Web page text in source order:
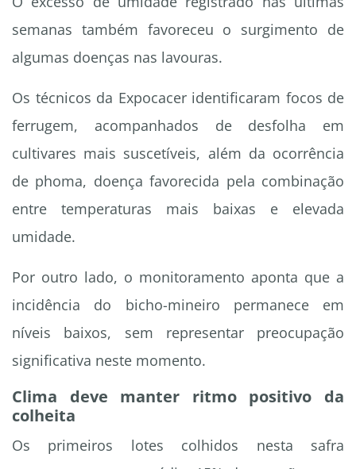
semanas também favoreceu o surgimento de
algumas doenças nas lavouras.
Os técnicos da Expocacer identificaram focos de
ferrugem, acompanhados de desfolha em
cultivares mais suscetíveis, além da ocorrência
de phoma, doença favorecida pela combinação
entre temperaturas mais baixas e elevada
umidade.
Por outro lado, o monitoramento aponta que a
incidência do bicho-mineiro permanece em
níveis baixos, sem representar preocupação
significativa neste momento.
Clima deve manter ritmo positivo da
colheita
Os primeiros lotes colhidos nesta safra